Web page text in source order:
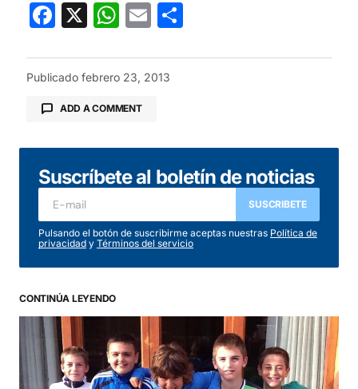
Facebook
X WhatsApp
Email
Publicado febrero 23, 2013
ADD A COMMENT
Tu dirección de correo electrónico no será
publicada. Los campos obligatorios están
marcados con
Comentario*
Your Name*
Suscríbete al boletín de noticias
SUSCRIBETE
Pulsando el botón de suscribirme aceptas nuestras Política de
privacidad y Términos del servicio
CONTINÚA LEYENDO